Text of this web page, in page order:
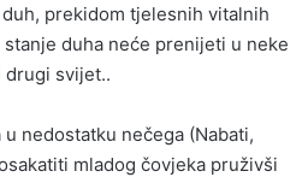
prekidom tjelesnih vitalnih
duha neće prenijeti u neke
drugi svijet..
nedostatku nečega (Nabati,
mladog čovjeka pruživši